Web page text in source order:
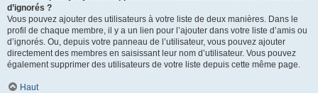
d’ignorés ?
Vous pouvez ajouter des utilisateurs à votre liste de deux manières. Dans le
profil de chaque membre, il y a un lien pour l’ajouter dans votre liste d’amis ou
d’ignorés. Ou, depuis votre panneau de l’utilisateur, vous pouvez ajouter
directement des membres en saisissant leur nom d’utilisateur. Vous pouvez
également supprimer des utilisateurs de votre liste depuis cette même page.
Haut